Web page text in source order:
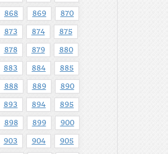
868 869 870
873 874 875
878 879 880
883 884 885
888 889 890
893 894 895
898 899 900
903 904 905